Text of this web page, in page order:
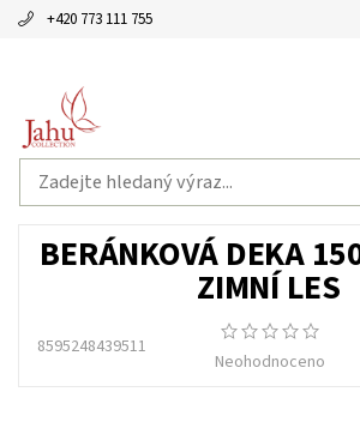
+420 773 111 755
BERÁNKOVÁ DEKA
ZIMNÍ LES
8595248439511
Neohodnoceno